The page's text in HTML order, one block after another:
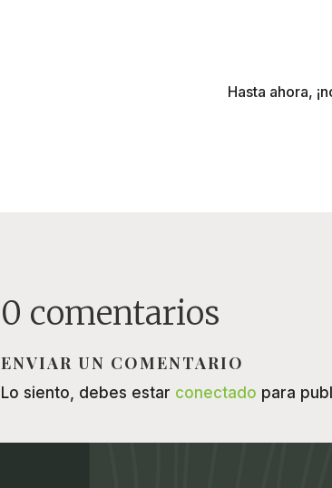
Hasta ahora,
0 comentarios
ENVIAR UN COMENTARIO
Lo siento, debes estar conectado para